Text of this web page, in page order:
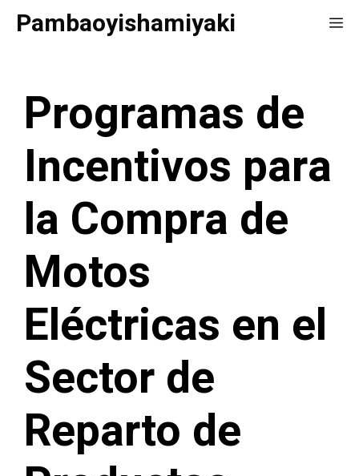
SaltarPambaoyishamiyaki
Programas de
Incentivos para
la Compra de
Motos
Eléctricas en el
Sector de
Reparto de